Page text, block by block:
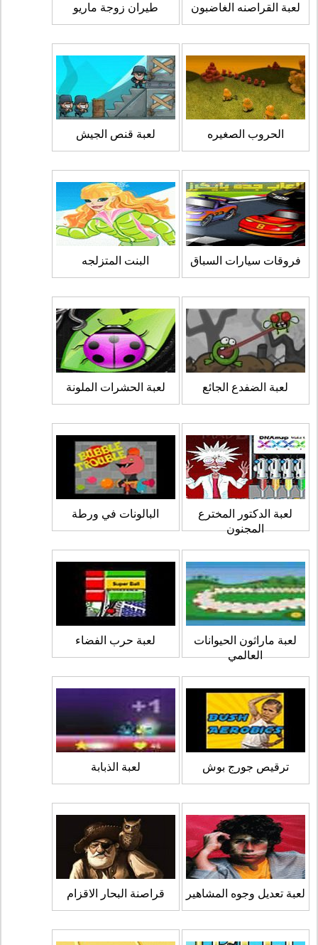
لعبة القراصنه الغاضبون طيران زوجة ماريو
الحروب الصغيره لعبة قنص الجيش
فروقات سيارات السباق البنت المتزلجه
لعبة الضفدع الجائع لعبة الحشرات الملونة
لعبة الدكتور المخترع
المجنون
البالونات في ورطة
لعبة ماراثون الحيوانات
العالمي
لعبة حرب الفضاء
ترقيص جورج بوش لعبة الذبابة
لعبة تعديل وجوه المشاهير قراصنة البحار الاقزام